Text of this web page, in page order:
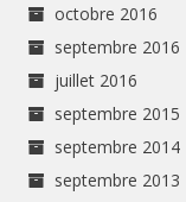
octobre 2016
septembre 2016
juillet 2016
septembre 2015
septembre 2014
septembre 2013